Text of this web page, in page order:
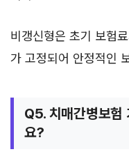
비갱신형은 초기 보험
가 고정되어 안정적인
Q5. 치매간병보험
요?